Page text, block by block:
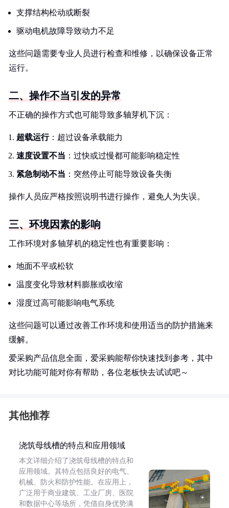
支撑结构松动或断裂
驱动电机故障导致动力不足
这些问题需要专业人员进行检查和维修，以确保设备正常
运行。
二、操作不当引发的异常
不正确的操作方式也可能导致多轴芽机下沉：
超载运行：超过设备承载能力
速度设置不当 ：过快或过慢都可能影响稳定性
紧急制动不当 ：突然停止可能导致设备失衡
操作人员应严格按照说明书进行操作，避免人为失误。
三、环境因素的影响
工作环境对多轴芽机的稳定性也有重要影响：
地面不平或松软
温度变化导致材料膨胀或收缩
湿度过高可能影响电气系统
这些问题可以通过改善工作环境和使用适当的防护措施来
缓解。
爱采购产品信息全面，爱采购能帮你快速找到参考，其中
对比功能可能对你有帮助，各位老板快去试试吧～
其他推荐
浇筑母线槽的特点和应用领域
本文详细介绍了浇筑母线槽的特点和
应用领域。其特点包括良好的电气、
机械、防火和防护性能。在应用上，
广泛用于商业建筑、工业厂房、医院
和数据中心等场所，凭借自身优势满